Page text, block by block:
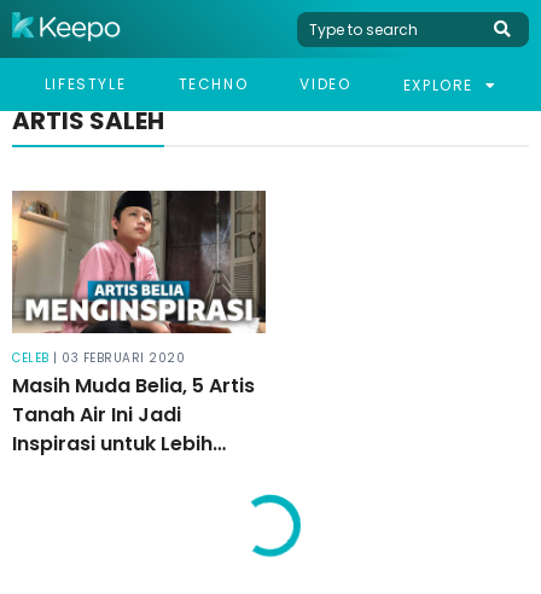
LIFESTYLE TECHNO VIDEO EXPLORE
ARTIS SALEH
CELEB | 03 FEBRUARI 2020
Masih Muda Belia, 5 Artis
Tanah Air Ini Jadi
Inspirasi untuk Lebih